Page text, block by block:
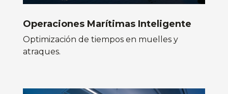
Operaciones Marítimas Inteligente
Optimización de tiempos en muelles y
atraques.